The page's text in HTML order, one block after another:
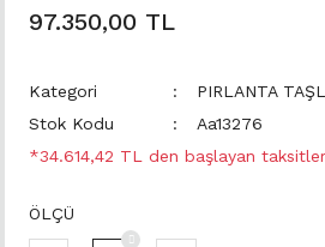
97.350,00 TL
Kategori PIRLANTA
Stok Kodu
Aa13276
*34.614,42 TL den başlayan
ÖLÇÜ